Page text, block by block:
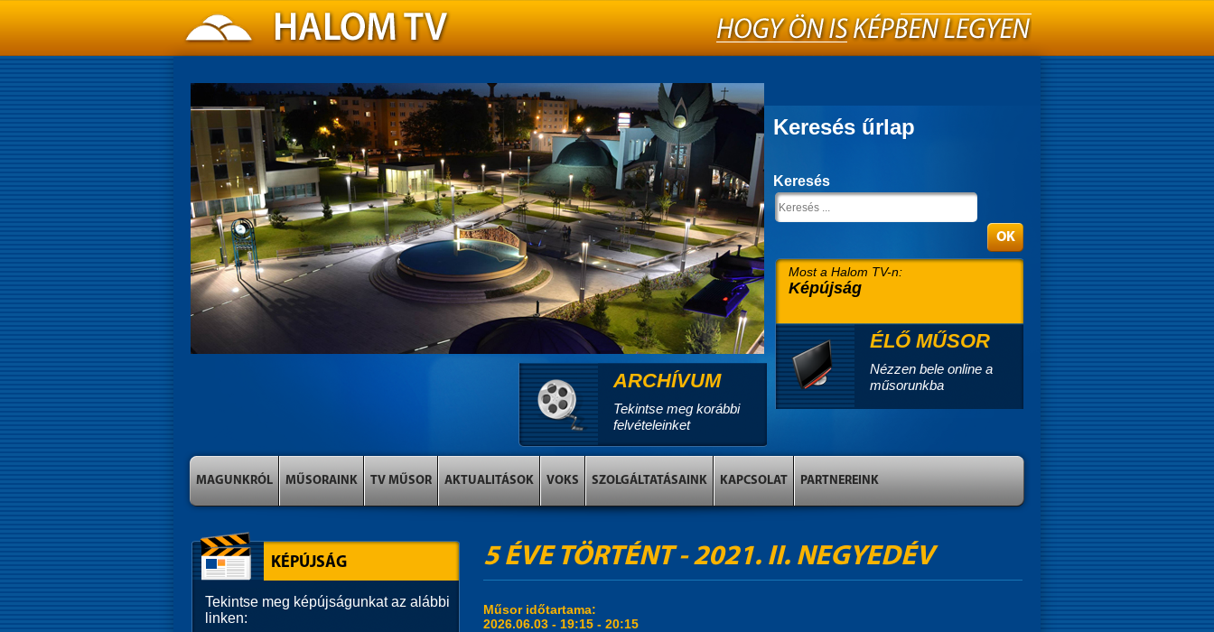
Keresés űrlap
Keresés
Most a Halom TV-n:
Képújság
ÉLŐ MŰSOR
Nézzen bele online a
műsorunkba
ARCHÍVUM
Tekintse meg korábbi
felvételeinket
MAGUNKRÓL MŰSORAINK TV MŰSOR AKTUALITÁSOK VOKS SZOLGÁLTATÁSAINK KAPCSOLAT PARTNEREINK
5 ÉVE TÖRTÉNT - 2021. II. NEGYEDÉV
Műsor időtartama:
2026.06.03 - 19:15 - 20:15
KÉPÚJSÁG
Tekintse meg képújságunkat az alábbi
linken: